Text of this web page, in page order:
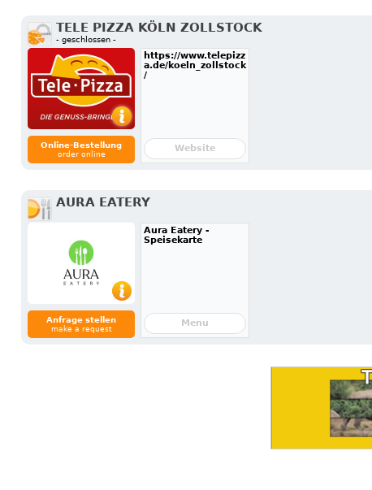
TELE PIZZA KÖLN ZOLLSTOCK
- geschlossen -
Online-Bestellung
order online
https://www.telepizz
a.de/koeln_zollstock
/
Website
AURA EATERY
Anfrage stellen
make a request
Aura Eatery -
Speisekarte
Menu